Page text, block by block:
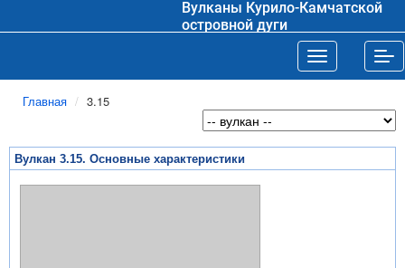
Вулканы Курило-Камчатской
островной дуги
Toggle
Главная 3.15
Вулкан 3.15. Основные характеристики